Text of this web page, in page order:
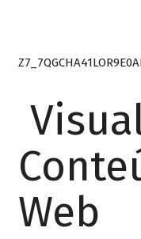
Web